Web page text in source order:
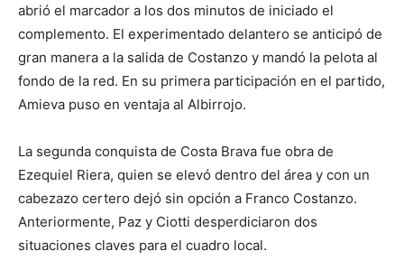
abrió el marcador a los dos minutos de iniciado el
complemento. El experimentado delantero se anticipó de
gran manera a la salida de Costanzo y mandó la pelota al
fondo de la red. En su primera participación en el partido,
Amieva puso en ventaja al Albirrojo.
La segunda conquista de Costa Brava fue obra de
Ezequiel Riera, quien se elevó dentro del área y con un
cabezazo certero dejó sin opción a Franco Costanzo.
Anteriormente, Paz y Ciotti desperdiciaron dos
situaciones claves para el cuadro local.